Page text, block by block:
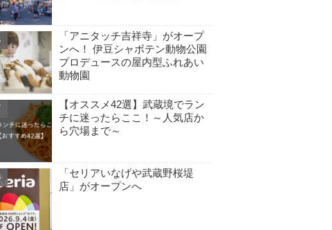
「アニタッチ吉祥寺」がオープ
ンへ！ 伊豆シャボテン動物公園
プロデュースの屋内型ふれあい
動物園
【オススメ42選】武蔵境でラン
チに迷ったらここ！～人気店か
ら穴場まで～
「セリアいなげや武蔵野桜堤
店」がオープンへ